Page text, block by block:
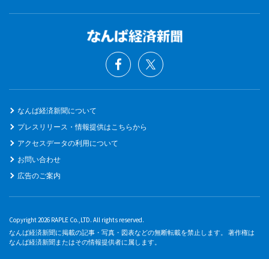
なんば経済新聞について
プレスリリース・情報提供はこちらから
アクセスデータの利用について
お問い合わせ
広告のご案内
Copyright 2026 RAPLE Co.,LTD. All rights reserved.
なんば経済新聞に掲載の記事・写真・図表などの無断転載を禁止します。 著作権は
なんば経済新聞またはその情報提供者に属します。